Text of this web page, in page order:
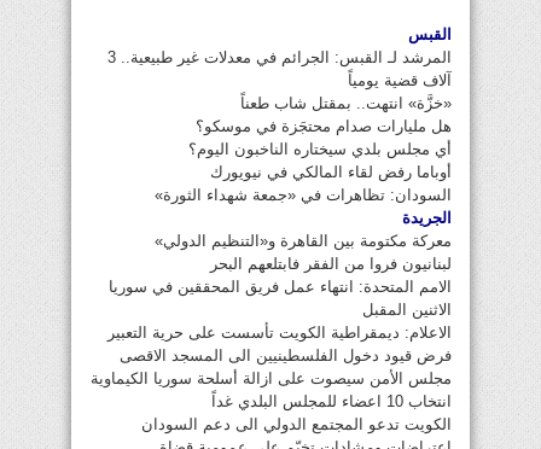
القبس
المرشد لـ القبس: الجرائم في معدلات غير طبيعية.. 3
آلاف قضية يومياً
«خزَّة» انتهت.. بمقتل شاب طعناً
هل مليارات صدام محتجَزة في موسكو؟
أي مجلس بلدي سيختاره الناخبون اليوم؟
أوباما رفض لقاء المالكي في نيويورك
السودان: تظاهرات في «جمعة شهداء الثورة»
الجريدة
معركة مكتومة بين القاهرة و«التنظيم الدولي»
لبنانيون فروا من الفقر فابتلعهم البحر
الامم المتحدة: انتهاء عمل فريق المحققين في سوريا
الاثنين المقبل
الاعلام: ديمقراطية الكويت تأسست على حرية التعبير
فرض قيود دخول الفلسطينيين الى المسجد الاقصى
مجلس الأمن سيصوت على ازالة أسلحة سوريا الكيماوية
انتخاب 10 اعضاء للمجلس البلدي غداً
الكويت تدعو المجتمع الدولي الى دعم السودان